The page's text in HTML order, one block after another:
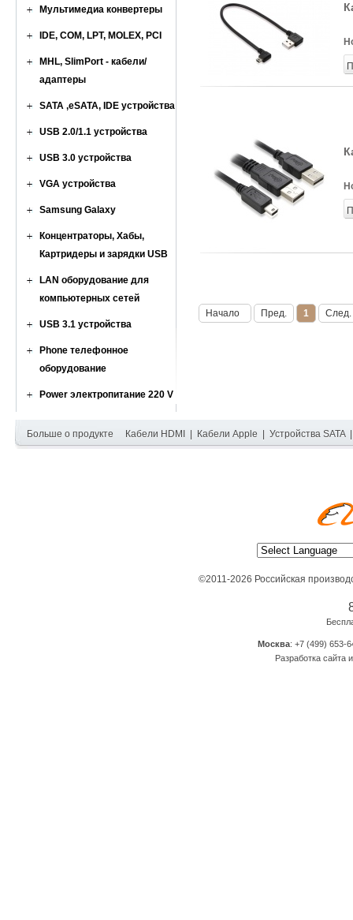
Мультимедиа конвертеры
IDE, COM, LPT, MOLEX, PCI
MHL, SlimPort - кабели/
адаптеры
SATA ,eSATA, IDE устройства
USB 2.0/1.1 устройства
USB 3.0 устройства
VGA устройства
Samsung Galaxy
Концентраторы, Хабы,
Картридеры и зарядки USB
LAN оборудование для
компьютерных сетей
USB 3.1 устройства
Phone телефонное
оборудование
Power электропитание 220 V
Начало Пред. 1 След.
Больше о продукте Кабели HDMI Кабели Apple Устройства SATA
©2011-2026 Российская
Москва: +7 (499) 653-
Разработка сайта